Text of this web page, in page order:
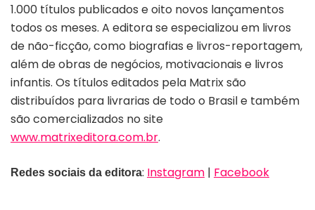
1.000 títulos publicados e oito novos lançamentos
todos os meses. A editora se especializou em livros
de não-ficção, como biografias e livros-reportagem,
além de obras de negócios, motivacionais e livros
infantis. Os títulos editados pela Matrix são
distribuídos para livrarias de todo o Brasil e também
são comercializados no site
www.matrixeditora.com.br.
Redes sociais da editora: Instagram | Facebook